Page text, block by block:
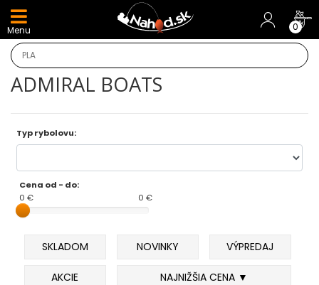
Menu 0
ADMIRAL BOATS
Typ rybolovu:
Cena od - do:
0 €
0 €
SKLADOM NOVINKY VÝPREDAJ
AKCIE NAJNIŽŠIA CENA ▼
DARČEKY A AKCIE
TOP AKCIE
PRÚTY